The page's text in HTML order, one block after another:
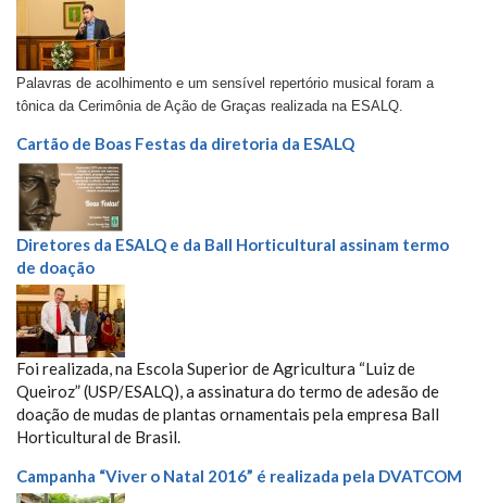
Palavras de acolhimento e um sensível repertório musical foram a
tônica da Cerimônia de Ação de Graças realizada na ESALQ.
Cartão de Boas Festas da diretoria da ESALQ
Diretores da ESALQ e da Ball Horticultural assinam termo
de doação
Foi realizada, na Escola Superior de Agricultura “Luiz de
Queiroz” (USP/ESALQ), a assinatura do termo de adesão de
doação de mudas de plantas ornamentais pela empresa Ball
Horticultural de Brasil.
Campanha “Viver o Natal 2016” é realizada pela DVATCOM